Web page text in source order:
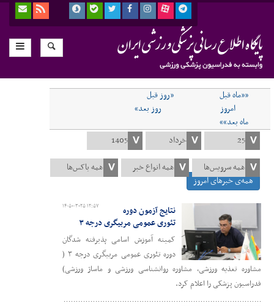
««ماه قبل
«روز قبل
امروز
روز بعد»
ماه بعد»»
همه‌ی خبرهای امروز
۱۴۰۵-۰۳-۲۵ ۱۲:۵۷
نتایج آزمون دوره
تئوری عمومی مربیگری درجه ۳
کمیته آموزش اسامی پذیرفته شدگان
دوره تئوری عمومی مربیگری درجه ۳ (
مشاوره تغذیه ورزشی، مشاوره روانشناسی ورزشی و ماساژ ورزشی)
فدراسیون پزشکی را اعلام کرد.